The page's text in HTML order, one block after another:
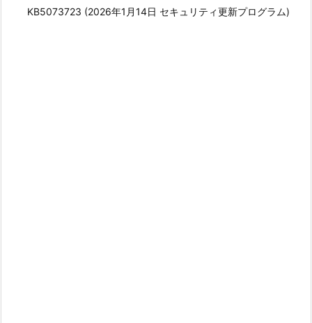
KB5073723 (2026年1月14日 セキュリティ更新プログラム)